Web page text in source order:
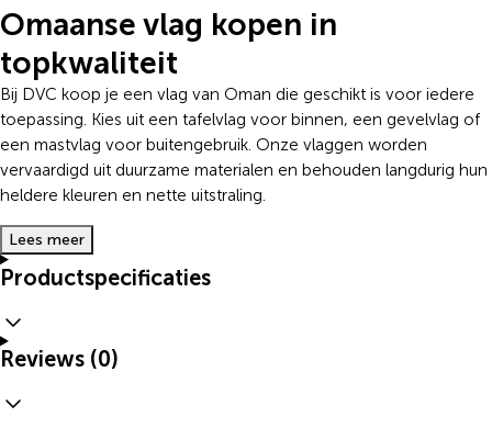
Omaanse vlag kopen in
topkwaliteit
Bij DVC koop je een vlag van Oman die geschikt is voor iedere
toepassing. Kies uit een tafelvlag voor binnen, een gevelvlag of
een mastvlag voor buitengebruik. Onze vlaggen worden
vervaardigd uit duurzame materialen en behouden langdurig hun
heldere kleuren en nette uitstraling.
Lees meer
Productspecificaties
Reviews (0)